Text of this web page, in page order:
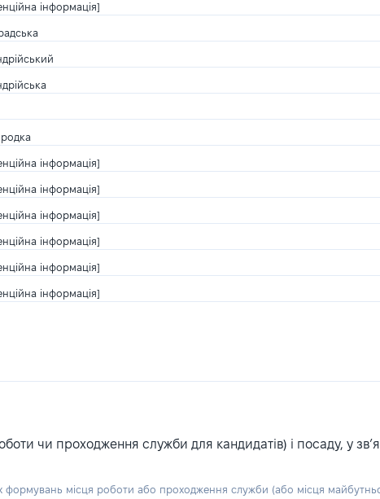
інформація]
інформація]
інформація]
інформація]
інформація]
інформація]
інформація]
чи проходження служби для кандидатів) і посаду, у
формувань місця роботи або проходження служби (або місця